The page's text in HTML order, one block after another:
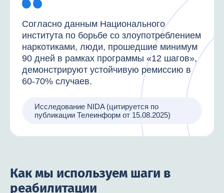
Согласно данным Национального
института по борьбе со злоупотреблением
наркотиками, люди, прошедшие минимум
90 дней в рамках программы «12 шагов»,
демонстрируют устойчивую ремиссию в
60-70% случаев.
Исследование NIDA (цитируется по
публикации Телеинформ от 15.08.2025)
Как мы используем шаги в
реабилитации